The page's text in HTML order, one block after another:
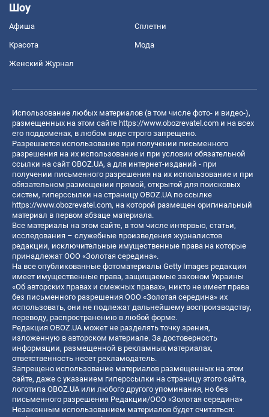
Шоу
Афиша Сплетни
Красота Мода
Женский Журнал
Использование любых материалов (в том числе фото- и видео-),
размещенных на этом сайте https://www.obozrevatel.com и на всех
его поддоменах, в любом виде строго запрещено.
Разрешается использование при получении письменного
разрешения на их использование и при условии обязательной
ссылки на сайт OBOZ.UA, а для интернет-изданий - при
получении письменного разрешения на их использование и при
обязательном размещении прямой, открытой для поисковых
систем, гиперссылки на страницу OBOZ.UA по ссылке
https://www.obozrevatel.com, на которой размещен оригинальный
материал в первом абзаце материала.
Все материалы на этом сайте, в том числе интервью, статьи,
исследования – служебные произведения журналистов
редакции, исключительные имущественные права на которые
принадлежат ООО «Золотая середина».
На все опубликованные фотоматериалы Getty Images редакция
имеет имущественные права, защищаемые законом Украины
«Об авторских правах и смежных правах», никто не имеет права
без письменного разрешения ООО «Золотая середина» их
использовать, они не подлежат дальнейшему воспроизводству,
переводу, распространению в любой форме.
Редакция OBOZ.UA может не разделять точку зрения,
изложенную в авторском материале. За достоверность
информации, размещенной в рекламных материалах,
ответственность несет рекламодатель.
Запрещено использование материалов размещенных на этом
сайте, даже с указанием гиперссылки на страницу этого сайта,
логотипа OBOZ.UA или любого другого упоминания, но без
письменного разрешения Редакции/ООО «Золотая середина»
Незаконным использованием материалов будет считаться: